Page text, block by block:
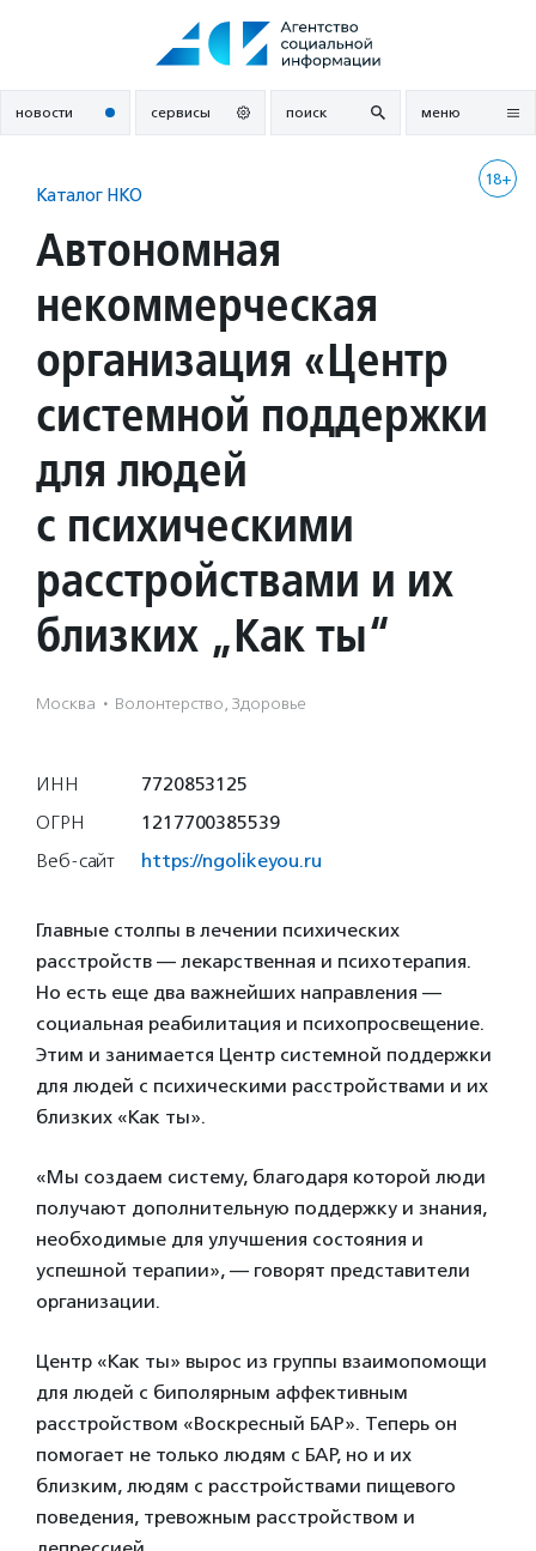
новости сервисы поиск меню
18+
Каталог НКО
Автономная
некоммерческая
организация «Центр
системной поддержки
для людей
с психическими
расстройствами и их
близких „Как ты“
Москва · Волонтерство, Здоровье
ИНН
7720853125
ОГРН
1217700385539
Веб-сайт
https://ngolikeyou.ru
Главные столпы в лечении психических
расстройств — лекарственная и психотерапия.
Но есть еще два важнейших направления —
социальная реабилитация и психопросвещение.
Этим и занимается Центр системной поддержки
для людей с психическими расстройствами и их
близких «Как ты».
«Мы создаем систему, благодаря которой люди
получают дополнительную поддержку и знания,
необходимые для улучшения состояния и
успешной терапии», — говорят представители
организации.
Центр «Как ты» вырос из группы взаимопомощи
для людей с биполярным аффективным
расстройством «Воскресный БАР». Теперь он
помогает не только людям с БАР, но и их
близким, людям с расстройствами пищевого
поведения, тревожным расстройством и